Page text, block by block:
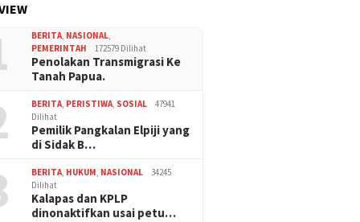
BERITA, NASIONAL,
PEMERINTAH
172579 Dilihat
Penolakan Transmigrasi Ke
Tanah Papua.
BERITA, PERISTIWA, SOSIAL
47941
Dilihat
Pemilik Pangkalan Elpiji yang
di Sidak B…
BERITA, HUKUM, NASIONAL
34245
Dilihat
Kalapas dan KPLP
dinonaktifkan usai petu…